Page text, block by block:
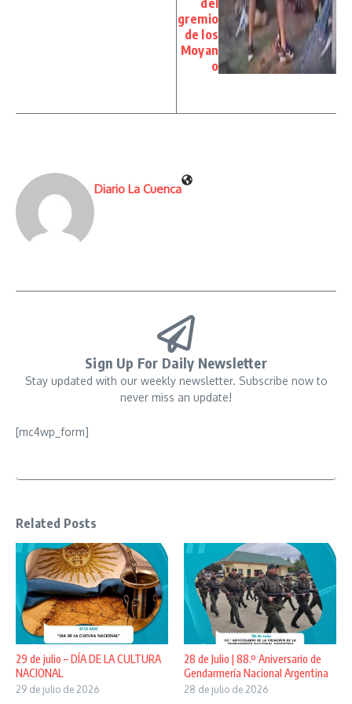
gremio
de los
Moyan
o
Diario La Cuenca
Sign Up For Daily Newsletter
Stay updated with our weekly newsletter. Subscribe now to
never miss an update!
[mc4wp_form]
Related Posts
29 de julio – DÍA DE LA CULTURA
NACIONAL
29 de julio de 2026
28 de Julio | 88.º Aniversario de
Gendarmería Nacional Argentina
28 de julio de 2026